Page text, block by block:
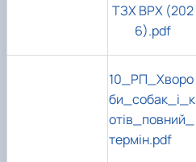
ТЗХ ВРХ (202
6).pdf
10_РП_Хворо
би_собак_і_к
отів_повний_
термін.pdf